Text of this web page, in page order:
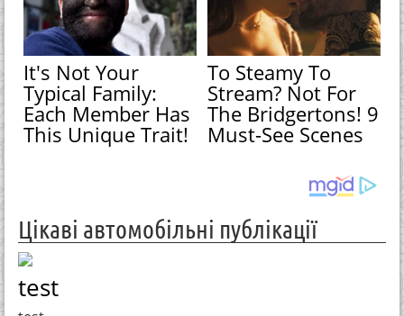
It's Not Your
Typical Family:
Each Member Has
This Unique Trait!
To Steamy To
Stream? Not For
The Bridgertons! 9
Must-See Scenes
Цікаві автомобільні публікації
test